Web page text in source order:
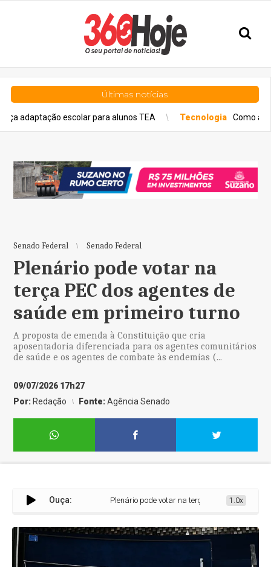
Últimas notícias
escolar para alunos TEA Tecnologia Como a tecnologia
Senado Federal Senado Federal
Plenário pode votar na
terça PEC dos agentes de
saúde em primeiro turno
A proposta de emenda à Constituição que cria
aposentadoria diferenciada para os agentes comunitários
de saúde e os agentes de combate às endemias (...
09/07/2026 17h27
Por: Redação Fonte:Agência Senado
Ouça: Plenário pode votar na terça PEC dos agentes
1.0x